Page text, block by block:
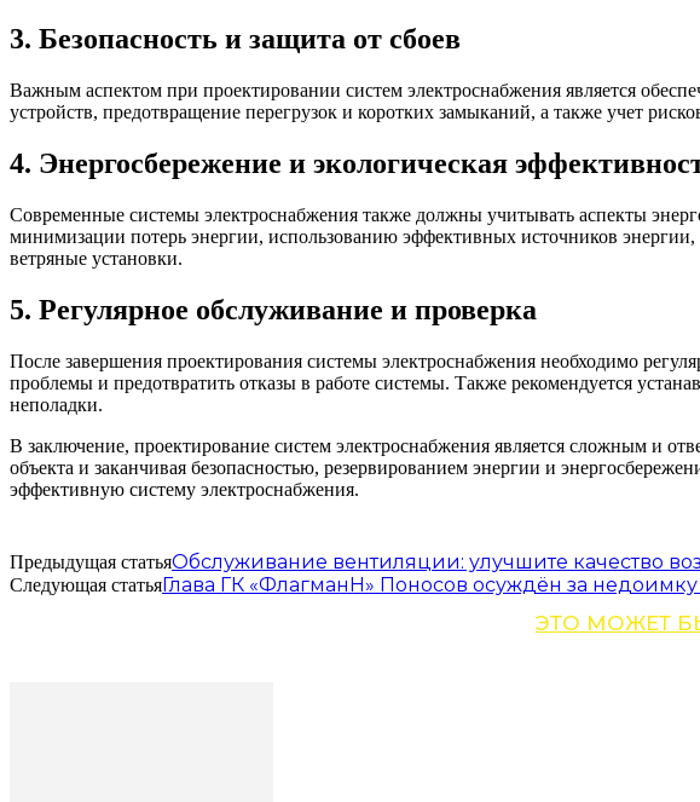
3. Безопасность и защита от сбоев
Важным аспектом при проектировании систем электроснабжения является
устройств, предотвращение перегрузок и коротких замыканий, а также учет
4. Энергосбережение и экологическая
Современные системы электроснабжения также должны учитывать аспекты
минимизации потерь энергии, использованию эффективных источников
ветряные установки.
5. Регулярное обслуживание и проверка
После завершения проектирования системы электроснабжения необходимо
проблемы и предотвратить отказы в работе системы. Также рекомендуется
неполадки.
В заключение, проектирование систем электроснабжения является сложным и
объекта и заканчивая безопасностью, резервированием энергии и
эффективную систему электроснабжения.
Предыдущая статьяОбслуживание вентиляции: улучшите качество
Следующая статьяГлава ГК «ФлагманН» Поносов осуждён за
ЭТО МОЖЕТ